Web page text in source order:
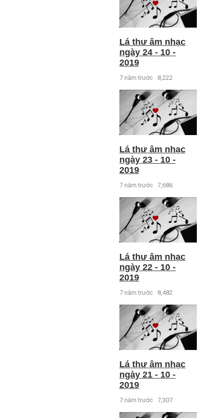
Lá thư âm nhạc
ngày 24 - 10 -
2019
7 năm trước 8,222
Lá thư âm nhạc
ngày 23 - 10 -
2019
7 năm trước 7,686
Lá thư âm nhạc
ngày 22 - 10 -
2019
7 năm trước 8,482
Lá thư âm nhạc
ngày 21 - 10 -
2019
7 năm trước 7,307